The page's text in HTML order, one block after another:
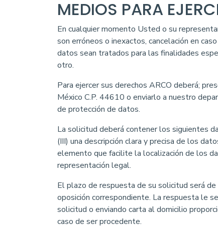
MEDIOS PARA
En cualquier momento Usted o su
son erróneos o inexactos, cancelación en
datos sean tratados para las finalidades
otro.
Para ejercer sus derechos ARCO deberá;
México C.P. 44610 o enviarlo a nuestro
de protección de datos.
La solicitud deberá contener los siguientes
(III) una descripción clara y precisa de los
elemento que facilite la localización de los
representación legal.
El plazo de respuesta de su solicitud será
oposición correspondiente. La respuesta le
solicitud o enviando carta al domicilio
caso de ser procedente.